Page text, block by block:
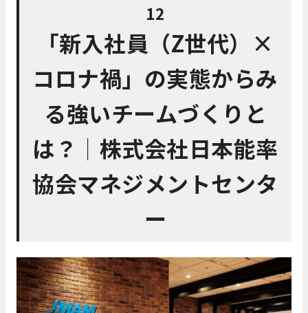
12
「新入社員（Z世代）×
コロナ禍」の実態からみ
る強いチームづくりと
は？│株式会社日本能率
協会マネジメントセンタ
ー